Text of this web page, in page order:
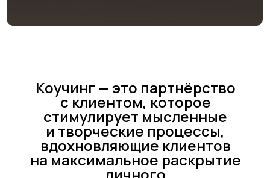
Коучинг — это партнёрство
с клиентом, которое
стимулирует мысленные
и творческие процессы,
вдохновляющие клиентов
на максимальное раскрытие